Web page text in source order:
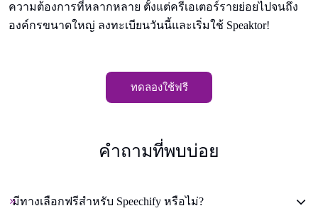
ความต้องการที่หลากหลาย ตั้งแต่ครีเอเตอร์รายย่อยไปจนถึง
องค์กรขนาดใหญ่ ลงทะเบียนวันนี้และเริ่มใช้ Speaktor!
ทดลองใช้ฟรี
คําถามที่พบบ่อย
มีทางเลือกฟรีสําหรับ Speechify หรือไม่?